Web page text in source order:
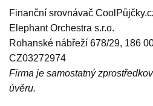
Finanční srovnávač
Elephant Orchestra s.r.o.
Rohanské nábřeží 678/29, 186
CZ03272974
Firma je samostatný
úvěru.